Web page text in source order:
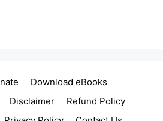
Download eBooks
Disclaimer
Refund Policy